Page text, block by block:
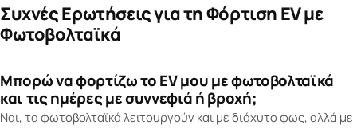
Συχνές Ερωτήσεις για τη Φόρτιση EV με
Φωτοβολταϊκά
Μπορώ να φορτίζω το EV μου με φωτοβολταϊκά
και τις ημέρες με συννεφιά ή βροχή;
Ναι, τα φωτοβολταϊκά λειτουργούν και με διάχυτο φως, αλλά με